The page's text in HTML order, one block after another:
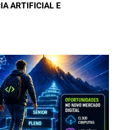
ARTIFICIAL E